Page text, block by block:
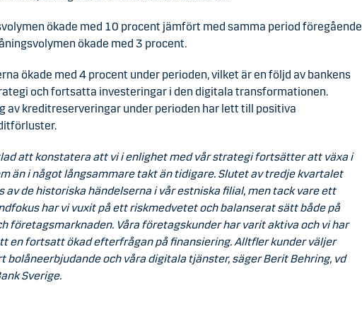
ökade med 10 procent jämfört med samma period föregående
ökade med 3 procent.
ökade med 4 procent under perioden, vilket är en följd av bankens
och fortsatta investeringar i den digitala transformationen.
av kreditreserveringar under perioden har lett till positiva
att konstatera att vi i enlighet med vår strategi fortsätter att växa i
än i något långsammare takt än tidigare. Slutet av tredje kvartalet
av de historiska händelserna i vår estniska filial, men tack vare ett
har vi vuxit på ett riskmedvetet och balanserat sätt både på
företagsmarknaden. Våra företagskunder har varit aktiva och vi har
en fortsatt ökad efterfrågan på finansiering. Alltfler kunder väljer
bolåneerbjudande och våra digitala tjänster, säger Berit Behring, vd
Sverige.